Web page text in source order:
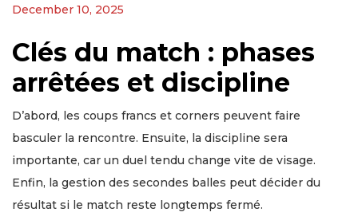
December 10, 2025
Clés du match : phases
arrêtées et discipline
D’abord, les coups francs et corners peuvent faire
basculer la rencontre. Ensuite, la discipline sera
importante, car un duel tendu change vite de visage.
Enfin, la gestion des secondes balles peut décider du
résultat si le match reste longtemps fermé.